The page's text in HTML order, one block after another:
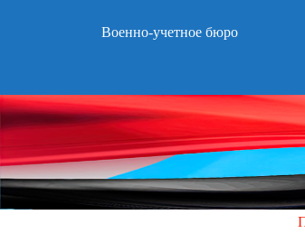
Военно-учетное бюро
При